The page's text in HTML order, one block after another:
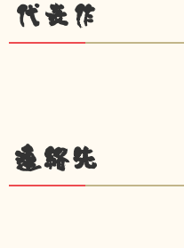
代表作
連絡先